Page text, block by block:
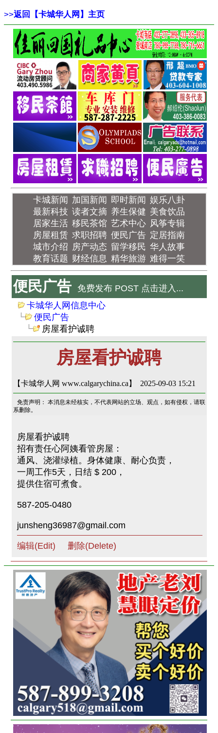
>>返回【卡城华人网】主页
卡城新闻 加国新闻 即时新闻 娱乐八卦
最新科技 读者文摘 养生保健 美食饮品
居家生活 移民茶馆 艺术中心 风筝专辑
房屋租赁 求职招聘 便民广告 定居指南
城市介绍 房产动态 留学移民 华人故事
教育话题 财经信息 精华旅游 难得一笑
便民广告
免费发布 POST 点击进入...
卡城华人网信息中心
便民广告
房屋看护诚聘
房屋看护诚聘
【卡城华人网 www.calgarychina.ca】 2025-09-03 15:21
免责声明： 本消息未经核实，不代表网站的立场、观点，如有侵权，请联
系删除。
房屋看护诚聘
招有责任心阿姨看管房屋：
通风、浇灌绿植。身体健康、耐心负责，
一周工作5天，日结 $ 200，
提供住宿可煮食。
587-205-0480
junsheng36987@gmail.com
编辑(Edit) 删除(Delete)